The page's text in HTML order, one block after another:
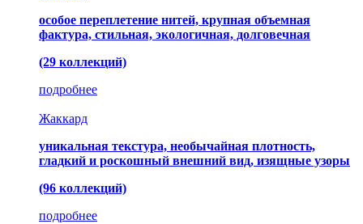
особое переплетение нитей, крупная объемная
фактура, стильная, экологичная, долговечная
(29 коллекций)
подробнее
Жаккард
уникальная текстура, необычайная плотность,
гладкий и роскошный внешний вид, изящные узоры
(96 коллекций)
подробнее